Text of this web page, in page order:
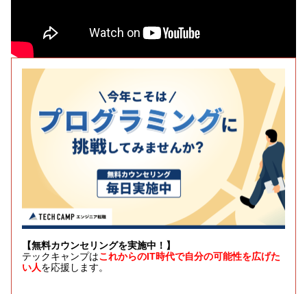
【無料カウンセリングを実施中！】
テックキャンプはこれからのIT時代で自分の可能性を広げた
い人を応援します。